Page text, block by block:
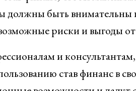
должны быть
риски и выгоды
и
став финанс в